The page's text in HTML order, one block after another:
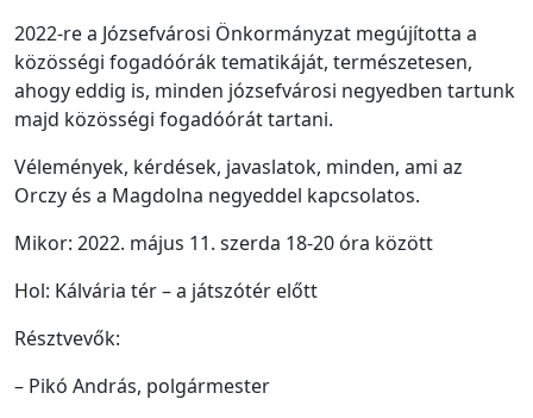
2022-re a Józsefvárosi Önkormányzat megújította a
közösségi fogadóórák tematikáját, természetesen,
ahogy eddig is, minden józsefvárosi negyedben tartunk
majd közösségi fogadóórát tartani.
Vélemények, kérdések, javaslatok, minden, ami az
Orczy és a Magdolna negyeddel kapcsolatos.
Mikor: 2022. május 11. szerda 18-20 óra között
Hol: Kálvária tér – a játszótér előtt
Résztvevők:
– Pikó András, polgármester